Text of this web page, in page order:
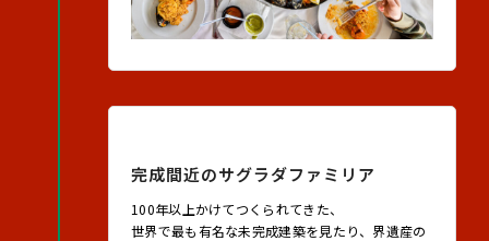
完成間近のサグラダファミリア
100年以上かけてつくられてきた、
世界で最も有名な未完成建築を見たり、界遺産の